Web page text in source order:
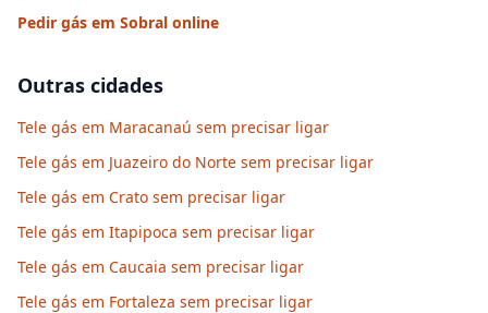
Pedir gás em Sobral online
Outras cidades
Tele gás em Maracanaú sem precisar ligar
Tele gás em Juazeiro do Norte sem precisar ligar
Tele gás em Crato sem precisar ligar
Tele gás em Itapipoca sem precisar ligar
Tele gás em Caucaia sem precisar ligar
Tele gás em Fortaleza sem precisar ligar